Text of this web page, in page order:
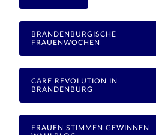
BRANDENBURGISCHE
FRAUENWOCHEN
CARE REVOLUTION IN
BRANDENBURG
FRAUEN STIMMEN GEWINNEN –